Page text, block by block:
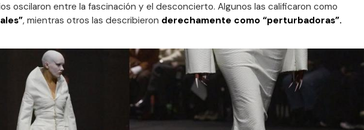
oscilaron entre la fascinación y el desconcierto. Algunos las calificaron como
, mientras otros las describieron derechamente como “perturbadoras”.